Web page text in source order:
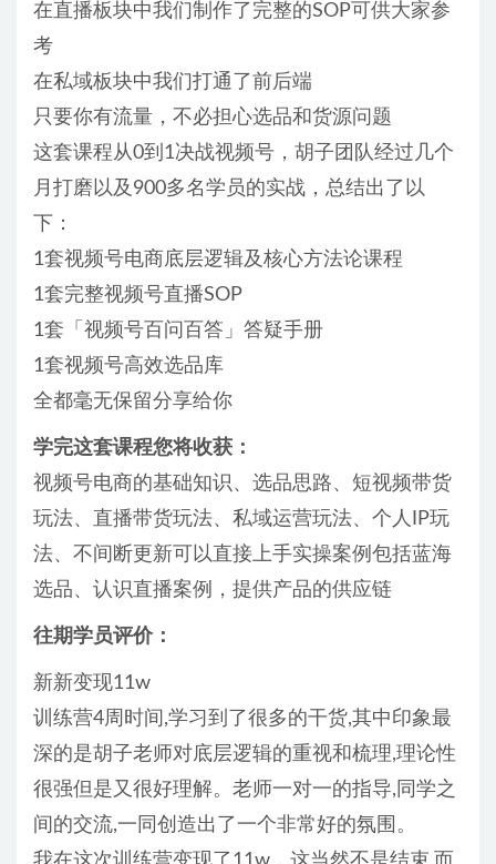
在直播板块中我们制作了完整的SOP可供大家参
考
在私域板块中我们打通了前后端
只要你有流量，不必担心选品和货源问题
这套课程从0到1决战视频号，胡子团队经过几个
月打磨以及900多名学员的实战，总结出了以
下：
1套视频号电商底层逻辑及核心方法论课程
1套完整视频号直播SOP
1套「视频号百问百答」答疑手册
1套视频号高效选品库
全都毫无保留分享给你
学完这套课程您将收获：
视频号电商的基础知识、选品思路、短视频带货
玩法、直播带货玩法、私域运营玩法、个人IP玩
法、不间断更新可以直接上手实操案例包括蓝海
选品、认识直播案例，提供产品的供应链
往期学员评价：
新新变现11w
训练营4周时间,学习到了很多的干货,其中印象最
深的是胡子老师对底层逻辑的重视和梳理,理论性
很强但是又很好理解。老师一对一的指导,同学之
间的交流,一同创造出了一个非常好的氛围。